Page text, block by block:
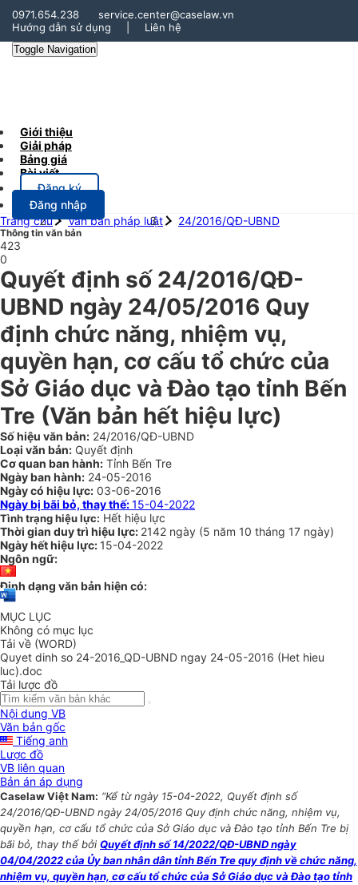
0971.654.238
service.center@caselaw.vn
Hướng dẫn sử dụng
Liên hệ
Toggle Navigation
Giới thiệu
Giải pháp
Bảng giá
Bài viết
Đăng ký
Đăng nhập
Trang chủ
Văn bản pháp luật 24/2016/QĐ-UBND
Thông tin văn bản
423
0
Quyết định số 24/2016/QĐ-
UBND ngày 24/05/2016 Quy
định chức năng, nhiệm vụ,
quyền hạn, cơ cấu tổ chức của
Sở Giáo dục và Đào tạo tỉnh Bến
Tre (Văn bản hết hiệu lực)
Số hiệu văn bản: 24/2016/QĐ-UBND
Loại văn bản: Quyết định
Cơ quan ban hành: Tỉnh Bến Tre
Ngày ban hành: 24-05-2016
Ngày có hiệu lực: 03-06-2016
Ngày bị bãi bỏ, thay thế:15-04-2022
Tình trạng hiệu lực: Hết hiệu lực
Thời gian duy trì hiệu lực: 2142 ngày (5 năm 10 tháng 17 ngày)
Ngày hết hiệu lực: 15-04-2022
Ngôn ngữ:
Định dạng văn bản hiện có:
MỤC LỤC
Không có mục lục
Tải về (WORD)
Quyet dinh so 24-2016_QD-UBND ngay 24-05-2016 (Het hieu
luc).doc
Tải lược đồ
Nội dung VB
Văn bản gốc
Tiếng anh
Lược đồ
VB liên quan
Bản án áp dụng
Caselaw Việt Nam: “Kể từ ngày 15-04-2022, Quyết định số
24/2016/QĐ-UBND ngày 24/05/2016 Quy định chức năng, nhiệm vụ,
quyền hạn, cơ cấu tổ chức của Sở Giáo dục và Đào tạo tỉnh Bến Tre bị
bãi bỏ, thay thế bởi Quyết định số 14/2022/QĐ-UBND ngày
04/04/2022 của Ủy ban nhân dân tỉnh Bến Tre quy định về chức năng,
nhiệm vụ, quyền hạn, cơ cấu tổ chức của Sở Giáo dục và Đào tạo tỉnh